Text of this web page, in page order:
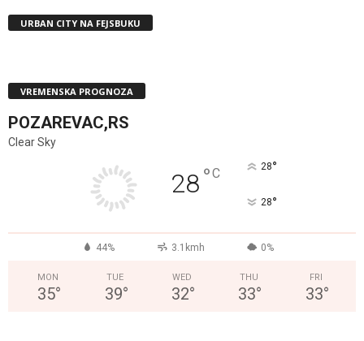
URBAN CITY NA FEJSBUKU
VREMENSKA PROGNOZA
POZAREVAC,RS
Clear Sky
28°C 28°
28°
44% 3.1kmh 0%
MON
35°
TUE
39°
WED
32°
THU
33°
FRI
33°